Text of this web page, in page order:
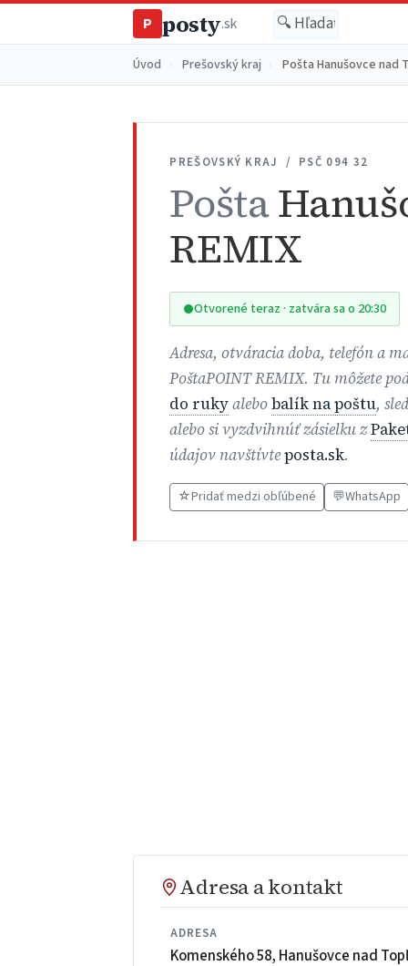
P posty.sk
Úvod Prešovský kraj Pošta Hanušovce nad
PREŠOVSKÝ KRAJ / PSČ 094 32
Pošta
REMIX
Otvorené teraz · zatvára sa o 20:30
Adresa, otváracia doba, telefón a
PoštaPOINT REMIX. Tu môžete
do rukyalebobalík na poštu,
alebo si vyzdvihnúť zásielku z
údajov navštívteposta.sk.
☆Pridať medzi obľúbené 💬WhatsApp
Adresa a kontakt
ADRESA
Komenského 58, Hanušovce nad